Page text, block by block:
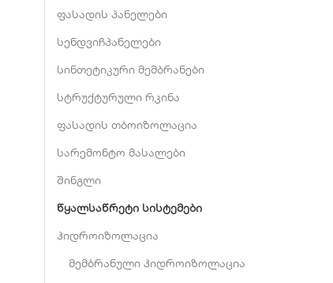
ფასადის პანელები
სენდვიჩპანელები
სინთეტიკური მემბრანები
სტრუქტურული რკინა
ფასადის თბოიზოლაცია
სარემონტო მასალები
შინგლი
წყალსაწრეტი სისტემები
ჰიდროიზოლაცია
მემბრანული ჰიდროიზოლაცია